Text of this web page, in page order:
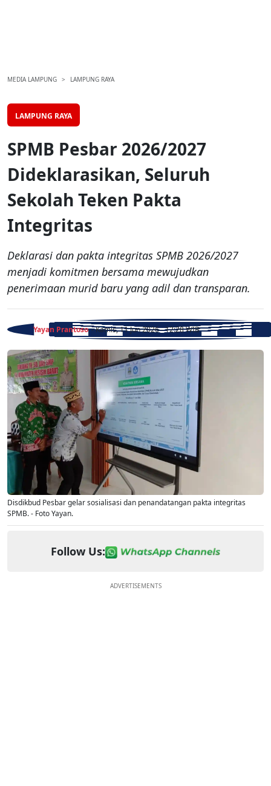
MEDIA LAMPUNG LAMPUNG RAYA
LAMPUNG RAYA
SPMB Pesbar 2026/2027
Dideklarasikan, Seluruh
Sekolah Teken Pakta
Integritas
Deklarasi dan pakta integritas SPMB 2026/2027
menjadi komitmen bersama mewujudkan
penerimaan murid baru yang adil dan transparan.
Yayan Prantoso - Kamis, 11 Jun 2026 - 12:28 WIB
Disdikbud Pesbar gelar sosialisasi dan penandatangan pakta integritas
SPMB. - Foto Yayan.
Follow Us:
ADVERTISEMENTS